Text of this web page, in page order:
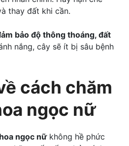
thay đất khi cần.
bảo độ thông thoáng, đất
nắng, cây sẽ ít bị sâu bệnh
cách chăm
ngọc nữ
ngọc nữkhông hề phức